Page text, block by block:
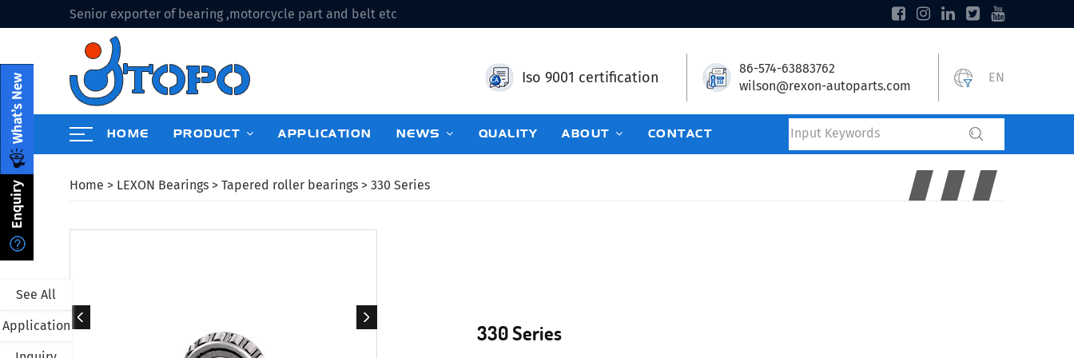
Senior exporter of bearing ,motorcycle part and belt etc
Iso 9001 certification
86-574-63883762
wilson@rexon-autoparts.com
EN
HOME PRODUCT APPLICATION NEWS QUALITY ABOUT CONTACT
Home > LEXON Bearings > Tapered roller bearings > 330 Series
330 Series
See All
Application